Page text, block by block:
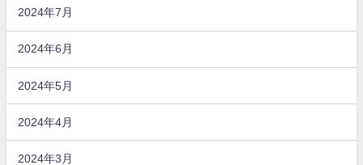
2024年7月
2024年6月
2024年5月
2024年4月
2024年3月